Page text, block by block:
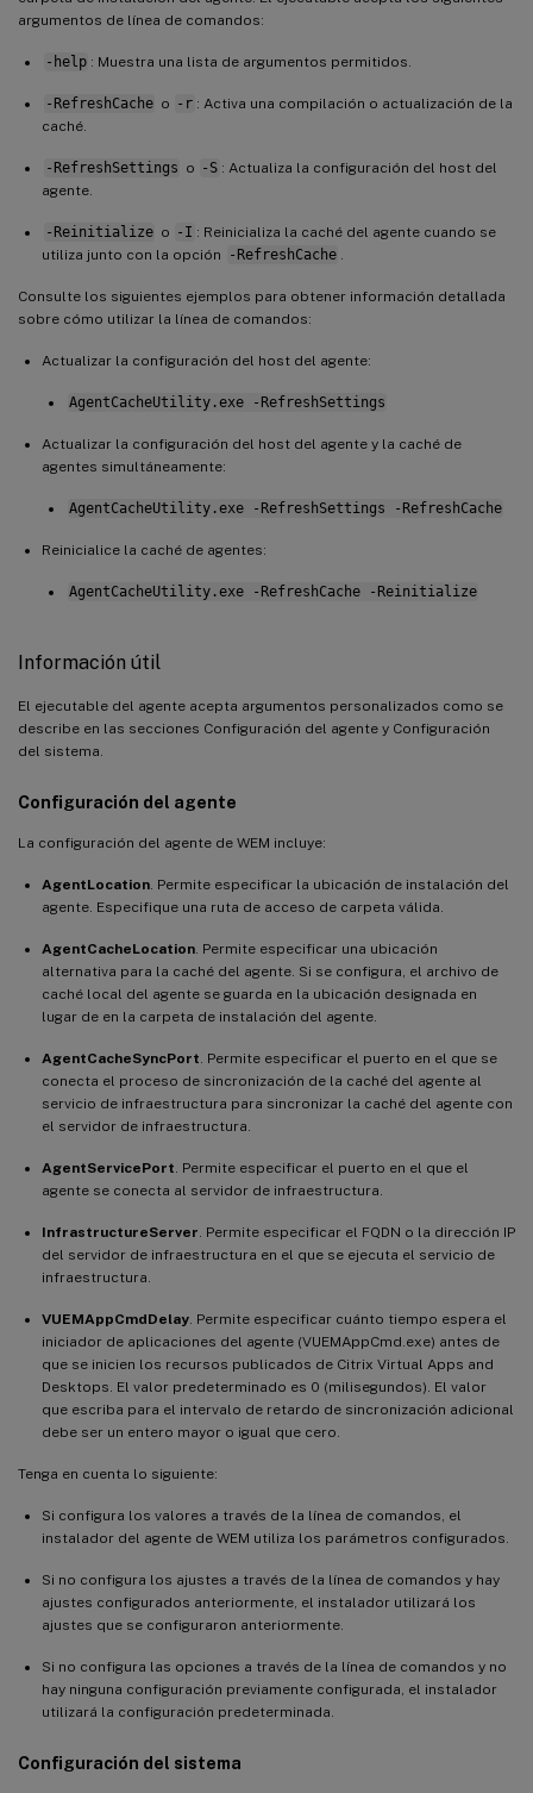
argumentos de línea de comandos:
-help : Muestra una lista de argumentos permitidos.
-RefreshCache o -r : Activa una compilación o actualización de la
caché.
-RefreshSettings o -S : Actualiza la configuración del host del
agente.
-Reinitialize o -I : Reinicializa la caché del agente cuando se
utiliza junto con la opción
-RefreshCache
Consulte los siguientes ejemplos para obtener información detallada
sobre cómo utilizar la línea de comandos:
Actualizar la configuración del host del agente:
AgentCacheUtility.exe -RefreshSettings
Actualizar la configuración del host del agente y la caché de
agentes simultáneamente:
AgentCacheUtility.exe -RefreshSettings -RefreshCache
Reinicialice la caché de agentes:
AgentCacheUtility.exe -RefreshCache -Reinitialize
Información útil
El ejecutable del agente acepta argumentos personalizados como se
describe en las secciones Configuración del agente y Configuración
del sistema.
Configuración del agente
La configuración del agente de WEM incluye:
AgentLocation . Permite especificar la ubicación de instalación del
agente. Especifique una ruta de acceso de carpeta válida.
AgentCacheLocation . Permite especificar una ubicación
alternativa para la caché del agente. Si se configura, el archivo de
caché local del agente se guarda en la ubicación designada en
lugar de en la carpeta de instalación del agente.
AgentCacheSyncPort . Permite especificar el puerto en el que se
conecta el proceso de sincronización de la caché del agente al
servicio de infraestructura para sincronizar la caché del agente con
el servidor de infraestructura.
AgentServicePort . Permite especificar el puerto en el que el
agente se conecta al servidor de infraestructura.
InfrastructureServer . Permite especificar el FQDN o la dirección IP
del servidor de infraestructura en el que se ejecuta el servicio de
infraestructura.
VUEMAppCmdDelay . Permite especificar cuánto tiempo espera el
iniciador de aplicaciones del agente (VUEMAppCmd.exe) antes de
que se inicien los recursos publicados de Citrix Virtual Apps and
Desktops. El valor predeterminado es 0 (milisegundos). El valor
que escriba para el intervalo de retardo de sincronización adicional
debe ser un entero mayor o igual que cero.
Tenga en cuenta lo siguiente:
Si configura los valores a través de la línea de comandos, el
instalador del agente de WEM utiliza los parámetros configurados.
Si no configura los ajustes a través de la línea de comandos y hay
ajustes configurados anteriormente, el instalador utilizará los
ajustes que se configuraron anteriormente.
Si no configura las opciones a través de la línea de comandos y no
hay ninguna configuración previamente configurada, el instalador
utilizará la configuración predeterminada.
Configuración del sistema